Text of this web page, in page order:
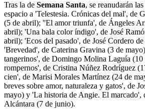
Tras la de Semana Santa, se reanudarán
espacio a 'Telestesia. Crónicas del mal', de
(5 de abril); ''El amor triunfa', de Ángeles
abril); 'Una bala color índigo', de José
abril); 'Ecos del pasado', de José Cordero
'Brevedad', de Caterina Gravina (3 de
tangerinos', de Domingo Molina Laguía (10
rompernos', de Cristina Núñez Rodríguez
cien', de Marisi Morales Martínez (24 de
breves sobre amor, naturaleza y gatos', de
mayo) y 'La historia de Angie. El marcado',
Alcántara (7 de junio).